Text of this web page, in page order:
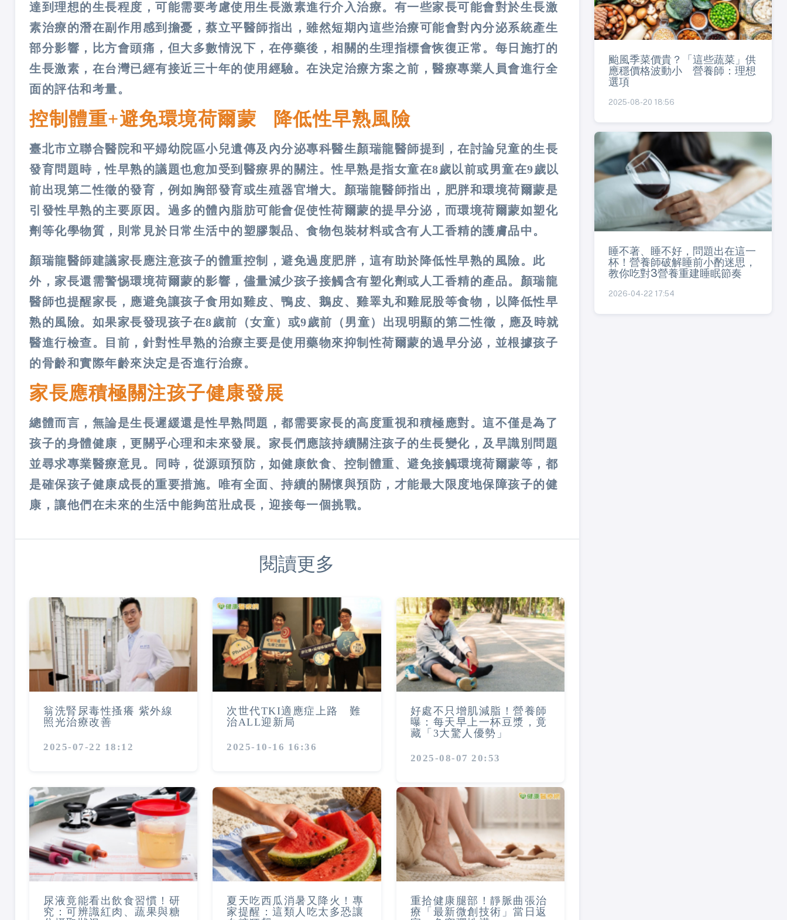
達到理想的生長程度，可能需要考慮使用生長激素進行介入治療。有一些家長可能會對於生長激
素治療的潛在副作用感到擔憂，蔡立平醫師指出，雖然短期內這些治療可能會對內分泌系統產生
部分影響，比方會頭痛，但大多數情況下，在停藥後，相關的生理指標會恢復正常。每日施打的
生長激素，在台灣已經有接近三十年的使用經驗。在決定治療方案之前，醫療專業人員會進行全
面的評估和考量。
控制體重+避免環境荷爾蒙 降低性早熟風險
臺北市立聯合醫院和平婦幼院區小兒遺傳及內分泌專科醫生顏瑞龍醫師提到，在討論兒童的生長
發育問題時，性早熟的議題也愈加受到醫療界的關注。性早熟是指女童在8歲以前或男童在9歲以
前出現第二性徵的發育，例如胸部發育或生殖器官增大。顏瑞龍醫師指出，肥胖和環境荷爾蒙是
引發性早熟的主要原因。過多的體內脂肪可能會促使性荷爾蒙的提早分泌，而環境荷爾蒙如塑化
劑等化學物質，則常見於日常生活中的塑膠製品、食物包裝材料或含有人工香精的護膚品中。
顏瑞龍醫師建議家長應注意孩子的體重控制，避免過度肥胖，這有助於降低性早熟的風險。此
外，家長還需警惕環境荷爾蒙的影響，儘量減少孩子接觸含有塑化劑或人工香精的產品。顏瑞龍
醫師也提醒家長，應避免讓孩子食用如雞皮、鴨皮、鵝皮、雞睪丸和雞屁股等食物，以降低性早
熟的風險。如果家長發現孩子在8歲前（女童）或9歲前（男童）出現明顯的第二性徵，應及時就
醫進行檢查。目前，針對性早熟的治療主要是使用藥物來抑制性荷爾蒙的過早分泌，並根據孩子
的骨齡和實際年齡來決定是否進行治療。
家長應積極關注孩子健康發展
總體而言，無論是生長遲緩還是性早熟問題，都需要家長的高度重視和積極應對。這不僅是為了
孩子的身體健康，更關乎心理和未來發展。家長們應該持續關注孩子的生長變化，及早識別問題
並尋求專業醫療意見。同時，從源頭預防，如健康飲食、控制體重、避免接觸環境荷爾蒙等，都
是確保孩子健康成長的重要措施。唯有全面、持續的關懷與預防，才能最大限度地保障孩子的健
康，讓他們在未來的生活中能夠茁壯成長，迎接每一個挑戰。
閱讀更多
翁洗腎尿毒性搔癢 紫外線
照光治療改善
2025-07-22 18:12
次世代TKI適應症上路 難
治ALL迎新局
2025-10-16 16:36
好處不只增肌減脂！營養師
曝：每天早上一杯豆漿，竟
藏「3大驚人優勢」
2025-08-07 20:53
尿液竟能看出飲食習慣！研
究：可辨識紅肉、蔬果與糖
夏天吃西瓜消暑又降火！專
家提醒：這類人吃太多恐讓
重拾健康腿部！靜脈曲張治
療「最新微創技術」當日返
颱風季菜價貴？「這些蔬菜」供
應穩價格波動小 營養師：理想
選項
2025-08-20 18:56
睡不著、睡不好，問題出在這一
杯！營養師破解睡前小酌迷思，
教你吃對3營養重建睡眠節奏
2026-04-22 17:54